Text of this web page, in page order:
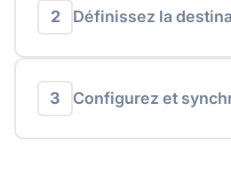
2 Définissez la
3 Configurez et